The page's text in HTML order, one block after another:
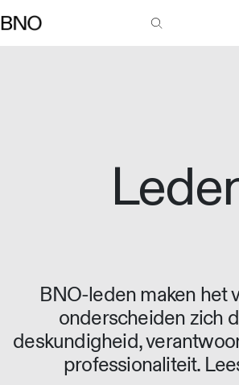
BNO-leden maken het
onderscheiden zich
deskundigheid,
professionaliteit.